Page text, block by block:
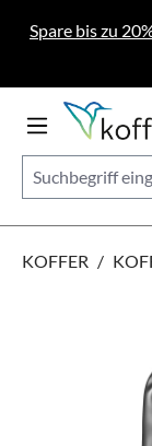
Zum Hauptinhalt
Spare bis zu
KOFFER /